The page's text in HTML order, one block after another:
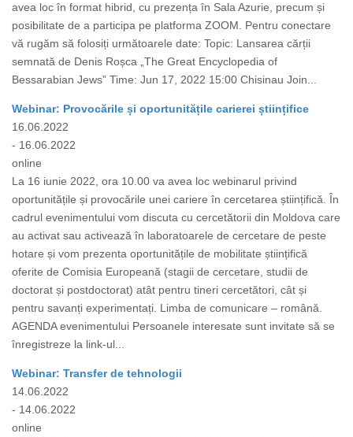
avea loc în format hibrid, cu prezența în Sala Azurie, precum și
posibilitate de a participa pe platforma ZOOM. Pentru conectare
vă rugăm să folosiți următoarele date: Topic: Lansarea cărții
semnată de Denis Roșca „The Great Encyclopedia of
Bessarabian Jews” Time: Jun 17, 2022 15:00 Chisinau Join...
Webinar: Provocările și oportunitățile carierei științifice
16.06.2022
- 16.06.2022
online
La 16 iunie 2022, ora 10.00 va avea loc webinarul privind
oportunitățile și provocările unei cariere în cercetarea științifică. În
cadrul evenimentului vom discuta cu cercetătorii din Moldova care
au activat sau activează în laboratoarele de cercetare de peste
hotare și vom prezenta oportunitățile de mobilitate științifică
oferite de Comisia Europeană (stagii de cercetare, studii de
doctorat și postdoctorat) atât pentru tineri cercetători, cât și
pentru savanți experimentați. Limba de comunicare – română.
AGENDA evenimentului Persoanele interesate sunt invitate să se
înregistreze la link-ul...
Webinar: Transfer de tehnologii
14.06.2022
- 14.06.2022
online